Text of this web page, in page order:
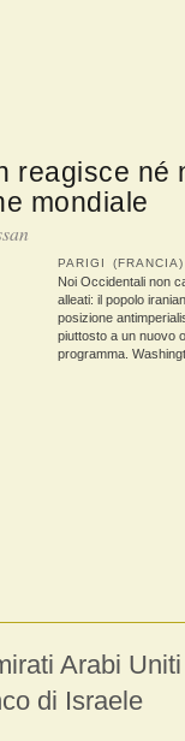
reagisce
mondiale
PARIGI
Noi Occidentali non
alleati: il popolo
posizione
piuttosto a un nuovo
programma.
Arabi
di Israele